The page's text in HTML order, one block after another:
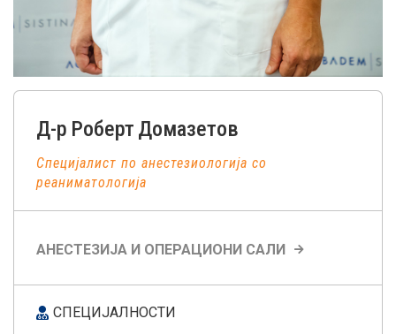
Д-р Роберт Домазетов
Специјалист по анестезиологија со
реаниматологија
АНЕСТЕЗИЈА И ОПЕРАЦИОНИ САЛИ
СПЕЦИЈАЛНОСТИ